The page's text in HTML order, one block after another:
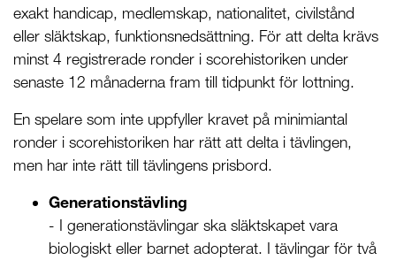
exakt handicap, medlemskap, nationalitet, civilstånd
eller släktskap, funktionsnedsättning. För att delta krävs
minst 4 registrerade ronder i scorehistoriken under
senaste 12 månaderna fram till tidpunkt för lottning.
En spelare som inte uppfyller kravet på minimiantal
ronder i scorehistoriken har rätt att delta i tävlingen,
men har inte rätt till tävlingens prisbord.
Generationstävling
- I generationstävlingar ska släktskapet vara
biologiskt eller barnet adopterat. I tävlingar för två